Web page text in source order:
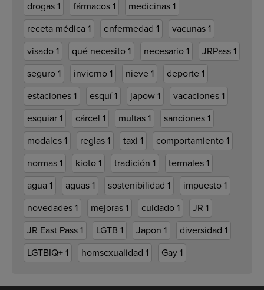
drogas 1 fármacos 1 medicinas 1
receta médica 1 enfermedad 1 vacunas 1
visado 1 qué necesito 1 necesario 1 JRPass 1
seguro 1 invierno 1 nieve 1 deporte 1
estaciones 1 esquí1 japow 1 vacaciones 1
esquiar 1 cárcel 1 multas 1 sanciones 1
modales 1 reglas 1 taxi 1 comportamiento 1
normas 1 kioto 1 tradición 1 termales 1
agua 1 aguas 1 sostenibilidad 1 impuesto 1
novedades 1 mejoras 1 cuidado 1 JR 1
JR East Pass 1 LGTB 1 Japon 1 diversidad 1
LGTBIQ+ 1 homsexualidad 1 Gay 1